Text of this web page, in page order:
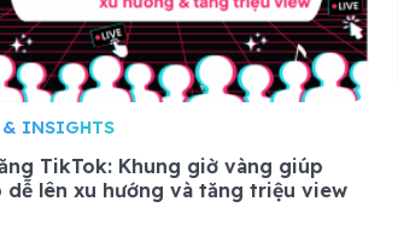
& INSIGHTS
TikTok: Khung giờ vàng giúp
dễ lên xu hướng và tăng triệu view